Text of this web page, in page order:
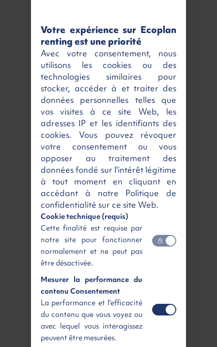
En savoir plus
7️⃣ Places
PEUGEOT 5008
Allure + GPS
Hybrid 145ch e-DCS6
Essence | Neuf | Automatique
477 €TTC/ mois
Disponible Voir
Votre expérience sur Ecoplan
renting est une priorité
Avec votre consentement, nous
utilisons les cookies ou des
technologies similaires pour
stocker, accéder à et traiter des
données personnelles telles que
vos visites à ce site Web, les
adresses IP et les identifiants des
cookies. Vous pouvez révoquer
votre consentement ou vous
opposer au traitement des
données fondé sur l'intérêt légitime
à tout moment en cliquant en
accédant à notre Politique de
confidentialité sur ce site Web.
Cookie technique (requis)
Cette finalité est requise par
notre site pour fonctionner
normalement et ne peut pas
être désactivée.
Mesurer la performance du
contenu Consentement
La performance et l'efficacité
du contenu que vous voyez ou
avec lequel vous interagissez
peuvent être mesurées.